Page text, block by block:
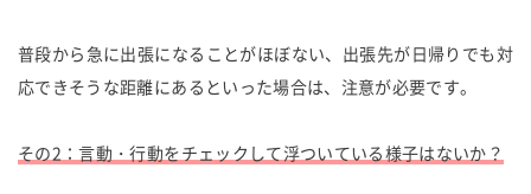
普段から急に出張になることがほぼない、出張先が日帰りでも対
応できそうな距離にあるといった場合は、注意が必要です。
その2：言動・行動をチェックして浮ついている様子はないか？